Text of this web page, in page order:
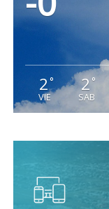
2°
VIE
2 °
SAB